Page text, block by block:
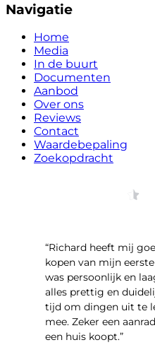
Navigatie
Home
Media
In de buurt
Documenten
Aanbod
Over ons
Reviews
Contact
Waardebepaling
Zoekopdracht
“Richard heeft mij
kopen van mijn
was persoonlijk en
alles prettig en
tijd om dingen uit te
mee. Zeker een
een huis koopt.”